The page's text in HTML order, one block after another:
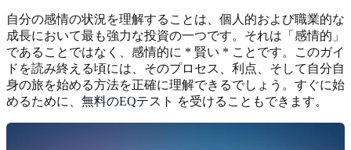
自分の感情の状況を理解することは、個人的および職業的な
成長において最も強力な投資の一つです。それは「感情的」
であることではなく、感情的に * 賢い * ことです。このガイ
ドを読み終える頃には、そのプロセス、利点、そして自分自
身の旅を始める方法を正確に理解できるでしょう。すぐに始
めるために、 無料のEQテスト を受けることもできます。